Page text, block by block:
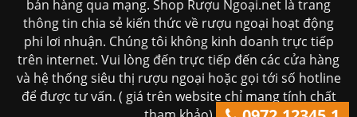
bán hàng qua mạng. Shop Rượu Ngoại.net là trang
thông tin chia sẻ kiến thức về rượu ngoại hoạt động
phi lơi nhuận. Chúng tôi không kinh doanh trực tiếp
trên internet. Vui lòng đến trực tiếp đến các cửa hàng
và hệ thống siêu thị rượu ngoại hoặc gọi tới số hotline
để được tư vấn. ( giá trên website chỉ mang tính chất